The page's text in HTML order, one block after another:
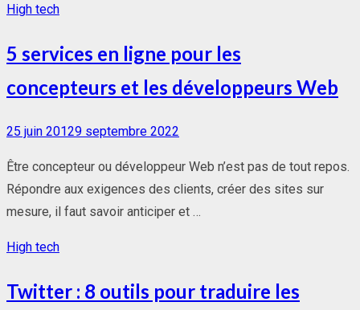
High tech
5 services en ligne pour les
concepteurs et les développeurs Web
Posted
25 juin 20129 septembre 2022
Être concepteur ou développeur Web n’est pas de tout repos.
Répondre aux exigences des clients, créer des sites sur
mesure, il faut savoir anticiper et …
High tech
Twitter : 8 outils pour traduire les